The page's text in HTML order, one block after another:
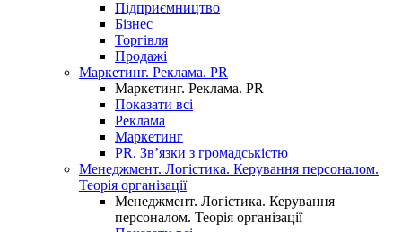
Підприємництво
Бізнес
Торгівля
Продажі
Маркетинг. Реклама. PR
Маркетинг. Реклама. PR
Показати всі
Реклама
Маркетинг
PR. Зв’язки з громадськістю
Менеджмент. Логістика. Керування персоналом.
Теорія організації
Менеджмент. Логістика. Керування
персоналом. Теорія організації